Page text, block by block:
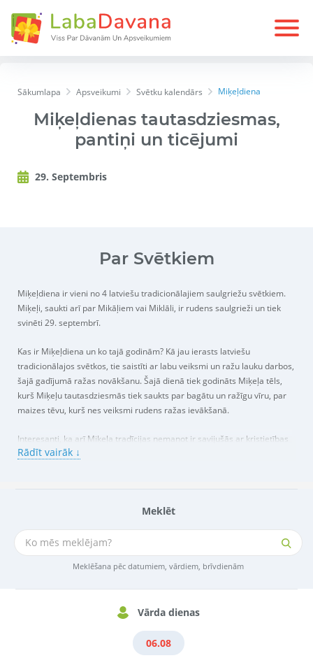
Meklēt
Meklēšana pēc datumiem, vārdiem, brīvdienām
Vārda dienas
06.08
Sākumlapa Apsveikumi Svētku kalendārs Miķeļdiena
Miķeļdienas tautasdziesmas,
pantiņi un ticējumi
29. Septembris
Par Svētkiem
Miķeļdiena ir vieni no 4 latviešu tradicionālajiem saulgriežu svētkiem.
Miķeļi, saukti arī par Mikāļiem vai Miklāli, ir rudens saulgrieži un tiek
svinēti 29. septembrī.
Kas ir Miķeļdiena un ko tajā godinām? Kā jau ierasts latviešu
tradicionālajos svētkos, tie saistīti ar labu veiksmi un ražu lauku darbos,
šajā gadījumā ražas novākšanu. Šajā dienā tiek godināts Miķeļa tēls,
kurš Miķeļu tautasdziesmās tiek saukts par bagātu un ražīgu vīru, par
maizes tēvu, kurš nes veiksmi rudens ražas ievākšanā.
Interesanti, ka arī Miķeļa tradīcijas nemanot ir savijušās ar kristietības
motīviem. Miķeļa vārds nāk no erceņģeļa Miķeļa, kuru baznīcā šajā
Miķeļdienas simbols ir Jumis – divi kopā saauguši augļi. Tā grafiskajā
ražību un laikā, kad ir Miķeļi latviešu rituālos notika Jumja ķeršana, kam
bija jānodrošina veiksmīga raža un dabas auglība nākamajā ražas
gan neatņemamā latviešu svētku laika mielošanās. Pļaušanai, kas ir
Miķeļu laika galvenā darbība, tika piekoptas īpaši interesantas
tradīcijas. Interesanti, ka Miķeļu tradīcijās noteikts, ka līdz tam ir jāveic
visas bildināšanas un pēc šīs dienas to vairs nedrīkst darīt.
Rādīt vairāk ↓